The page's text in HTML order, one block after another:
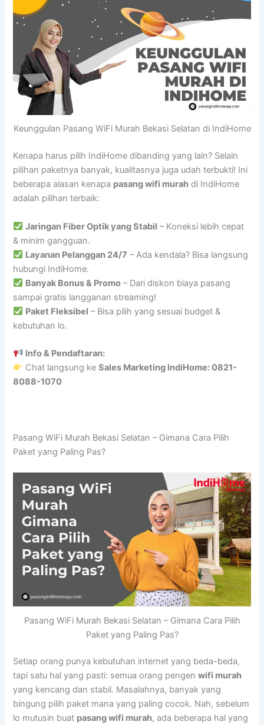
Keunggulan Pasang WiFi Murah Bekasi Selatan di IndiHome
Kenapa harus pilih IndiHome dibanding yang lain? Selain
pilihan paketnya banyak, kualitasnya juga udah terbukti! Ini
beberapa alasan kenapa pasang wifi murah di IndiHome
adalah pilihan terbaik:
Jaringan Fiber Optik yang Stabil – Koneksi lebih cepat
& minim gangguan.
Layanan Pelanggan 24/7 – Ada kendala? Bisa langsung
hubungi IndiHome.
Banyak Bonus & Promo – Dari diskon biaya pasang
sampai gratis langganan streaming!
Paket Fleksibel – Bisa pilih yang sesuai budget &
kebutuhan lo.
Info & Pendaftaran:
Chat langsung keSales Marketing IndiHome: 0821-
8088-1070
Pasang WiFi Murah Bekasi Selatan – Gimana Cara Pilih
Paket yang Paling Pas?
Pasang WiFi Murah Bekasi Selatan – Gimana Cara Pilih
Paket yang Paling Pas?
Setiap orang punya kebutuhan internet yang beda-beda,
tapi satu hal yang pasti: semua orang pengenwifi murah
yang kencang dan stabil. Masalahnya, banyak yang
bingung pilih paket mana yang paling cocok. Nah, sebelum
lo mutusin buat pasang wifi murah, ada beberapa hal yang